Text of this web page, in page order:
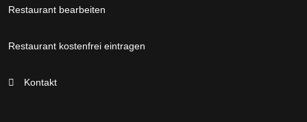
Restaurant bearbeiten
Restaurant kostenfrei eintragen
Kontakt